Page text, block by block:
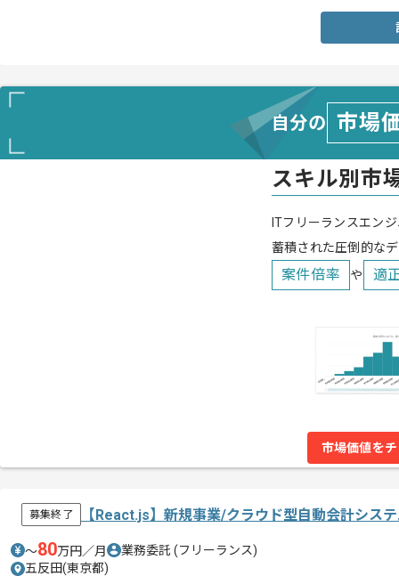
自分の 市場
スキル別市
ITフリーランスエン
蓄積された圧倒的な
案件倍率 や 適
市場価値を
募集終了 【React.js】新規事業/クラウド型自動会計シス
〜80万円／月 業務委託 (フリーランス)
五反田(東京都)